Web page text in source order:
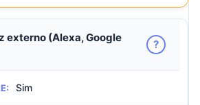
externo (Alexa, Google
?
Sim